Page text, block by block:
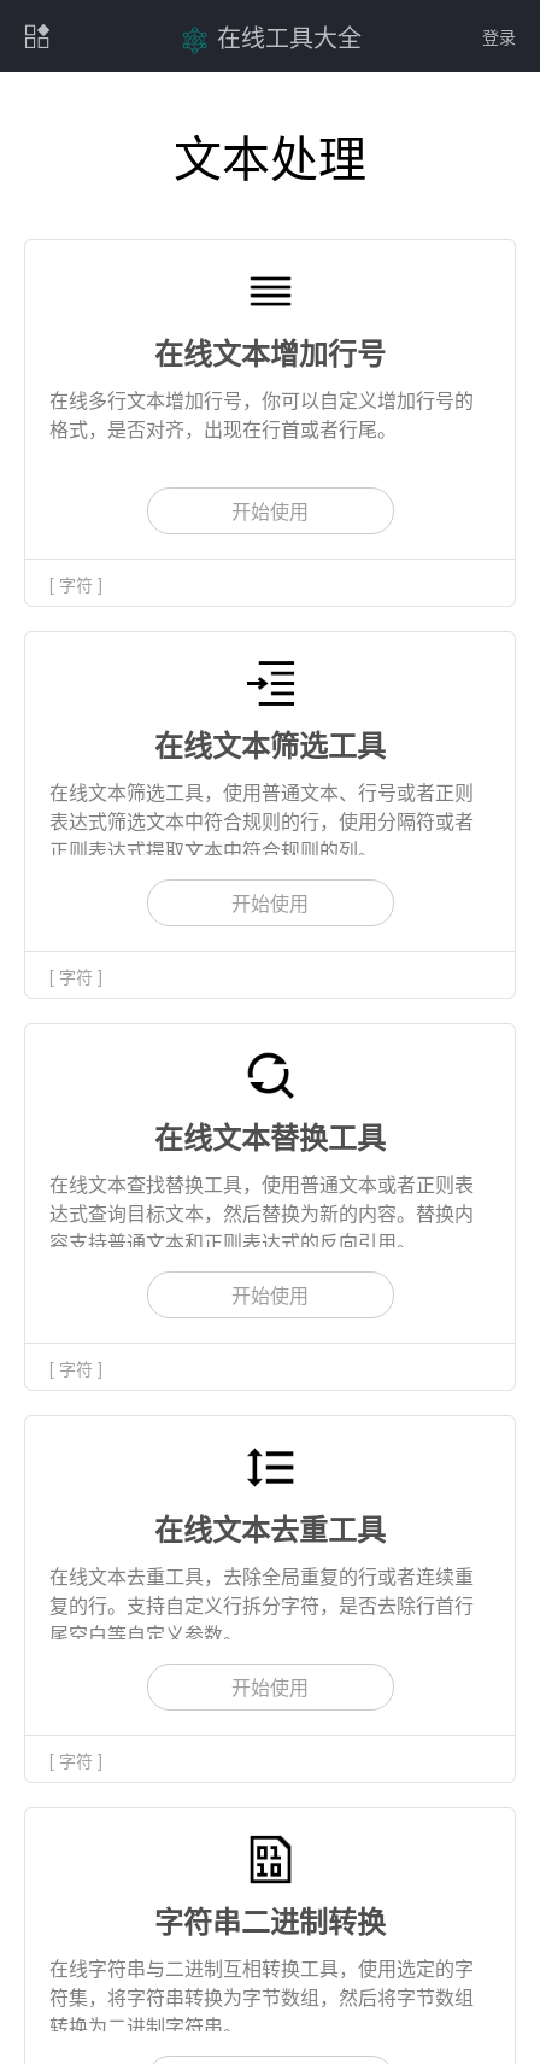
登录
在线工具大全
文本处理
在线文本增加行号
在线多行文本增加行号，你可以自定义增加行号的
格式，是否对齐，出现在行首或者行尾。
开始使用
[ 字符 ]
在线文本筛选工具
在线文本筛选工具，使用普通文本、行号或者正则
表达式筛选文本中符合规则的行，使用分隔符或者
正则表达式提取文本中符合规则的列。
开始使用
[ 字符 ]
在线文本替换工具
在线文本查找替换工具，使用普通文本或者正则表
达式查询目标文本，然后替换为新的内容。替换内
容支持普通文本和正则表达式的反向引用。
开始使用
[ 字符 ]
在线文本去重工具
在线文本去重工具，去除全局重复的行或者连续重
复的行。支持自定义行拆分字符，是否去除行首行
尾空白等自定义参数。
开始使用
[ 字符 ]
字符串二进制转换
在线字符串与二进制互相转换工具，使用选定的字
符集，将字符串转换为字节数组，然后将字节数组
转换为二进制字符串。